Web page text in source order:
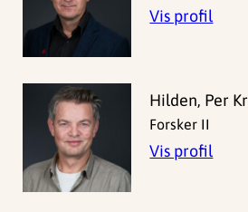
Vis profil
Hilden, Per
Forsker II
Vis profil